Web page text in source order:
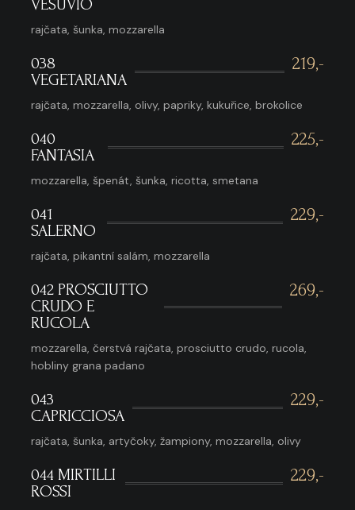
VESUVIO
rajčata, šunka, mozzarella
038
VEGETARIANA
219,-
rajčata, mozzarella, olivy, papriky, kukuřice, brokolice
040
FANTASIA
225,-
mozzarella, špenát, šunka, ricotta, smetana
041
SALERNO
229,-
rajčata, pikantní salám, mozzarella
042 PROSCIUTTO
CRUDO E
RUCOLA
269,-
mozzarella, čerstvá rajčata, prosciutto crudo, rucola,
hobliny grana padano
043
CAPRICCIOSA
229,-
rajčata, šunka, artyčoky, žampiony, mozzarella, olivy
044 MIRTILLI
ROSSI
229,-